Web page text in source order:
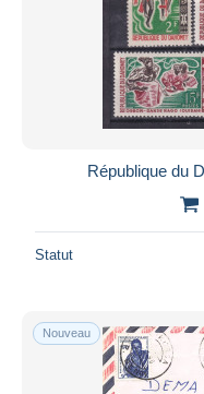
République du
Statut
Nouveau